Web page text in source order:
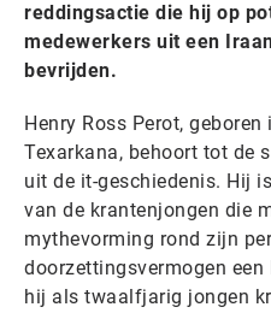
reddingsactie die hij op
medewerkers uit een
bevrijden.
Henry Ross Perot,
Texarkana, behoort tot de
uit de it-geschiedenis. Hij
van de krantenjongen die
mythevorming rond zijn
doorzettingsvermogen
hij als twaalfjarig jongen